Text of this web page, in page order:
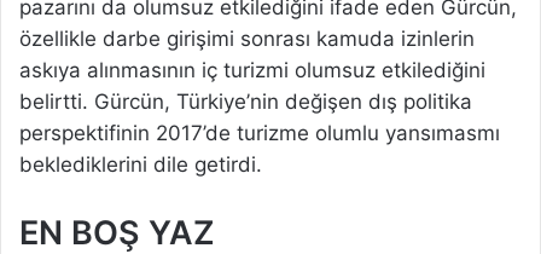
pazarını da olumsuz etkilediğini ifade eden Gürcün,
özellikle darbe girişimi sonrası kamuda izinlerin
askıya alınmasının iç turizmi olumsuz etkilediğini
belirtti. Gürcün, Türkiye’nin değişen dış politika
perspektifinin 2017’de turizme olumlu yansımasmı
beklediklerini dile getirdi.
EN BOŞ YAZ